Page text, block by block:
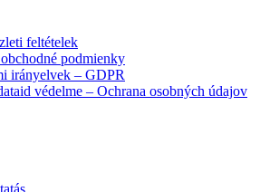
feltételek
podmienky
irányelvek – GDPR
védelme – Ochrana osobných údajov